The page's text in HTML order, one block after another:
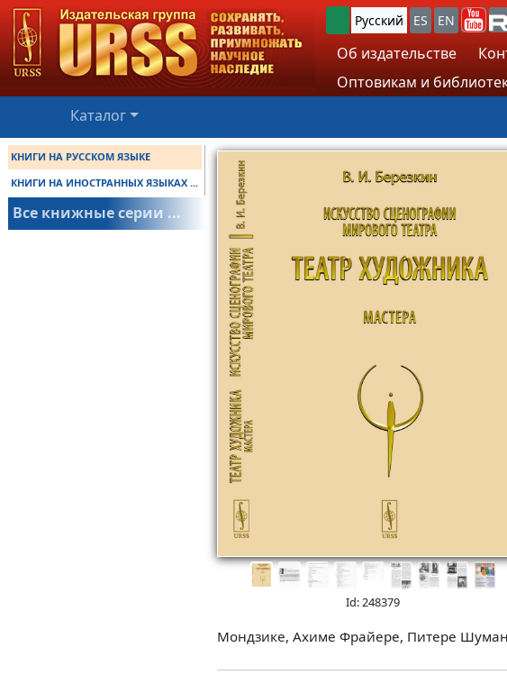
Русский ES EN
Об издательстве
Оптовикам и
Каталог
КНИГИ НА РУССКОМ ЯЗЫКЕ
КНИГИ НА ИНОСТРАННЫХ ЯЗЫКАХ ...
Все книжные серии ...
Id: 248379
Мондзике, Ахиме Фрайере, Питере